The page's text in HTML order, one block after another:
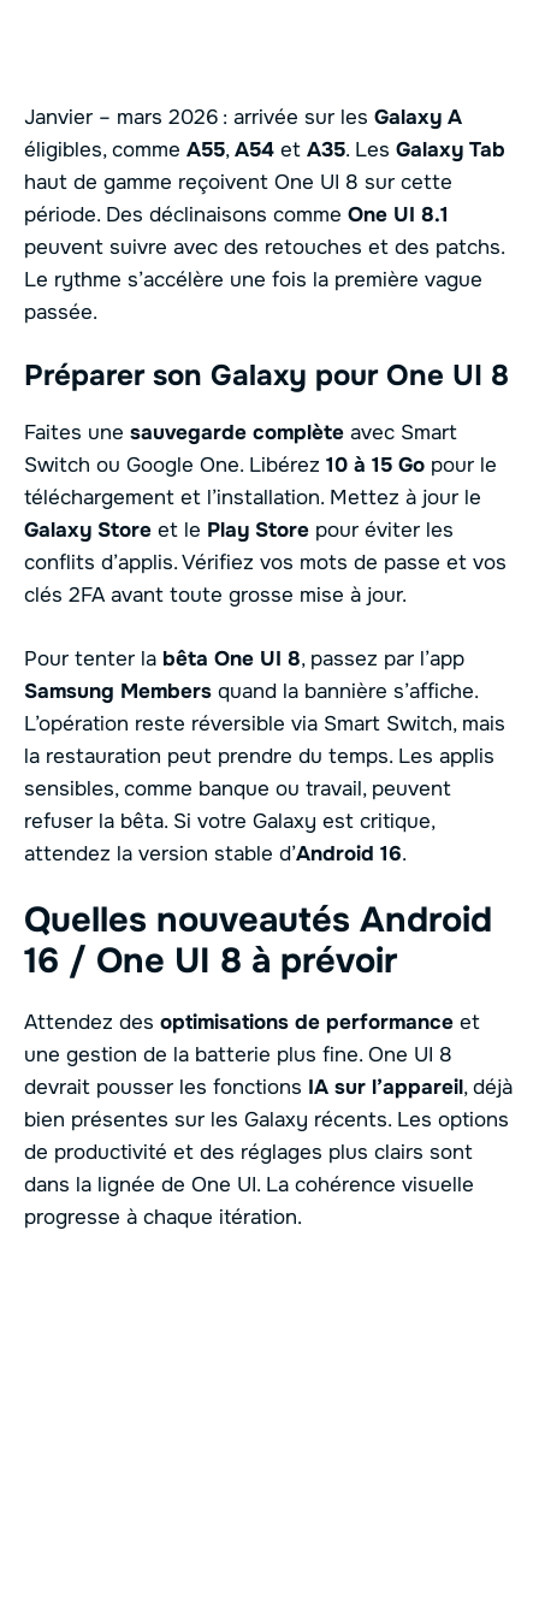
Janvier – mars 2026 : arrivée sur les Galaxy A
éligibles, comme A55,A54 et A35. Les Galaxy Tab
haut de gamme reçoivent One UI 8 sur cette
période. Des déclinaisons comme One UI 8.1
peuvent suivre avec des retouches et des patchs.
Le rythme s’accélère une fois la première vague
passée.
Préparer son Galaxy pour One UI 8
Faites une sauvegarde complète avec Smart
Switch ou Google One. Libérez 10 à 15 Go pour le
téléchargement et l’installation. Mettez à jour le
Galaxy Store et le Play Store pour éviter les
conflits d’applis. Vérifiez vos mots de passe et vos
clés 2FA avant toute grosse mise à jour.
Pour tenter la bêta One UI 8, passez par l’app
Samsung Members quand la bannière s’affiche.
L’opération reste réversible via Smart Switch, mais
la restauration peut prendre du temps. Les applis
sensibles, comme banque ou travail, peuvent
refuser la bêta. Si votre Galaxy est critique,
attendez la version stable d’Android 16.
Quelles nouveautés Android
16 / One UI 8 à prévoir
Attendez des optimisations de performance et
une gestion de la batterie plus fine. One UI 8
devrait pousser les fonctions IA sur l’appareil, déjà
bien présentes sur les Galaxy récents. Les options
de productivité et des réglages plus clairs sont
dans la lignée de One UI. La cohérence visuelle
progresse à chaque itération.